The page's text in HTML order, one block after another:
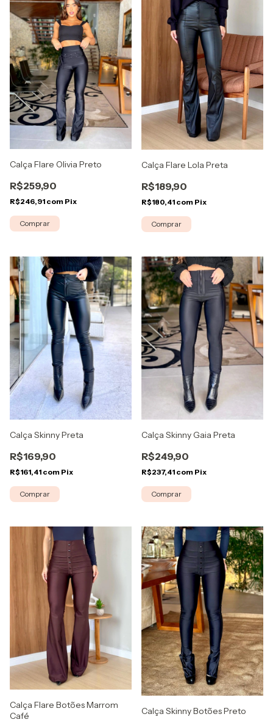
Calça Flare Olivia Preto
R$259,90
R$246,91 com Pix
Comprar
Calça Flare Lola Preta
R$189,90
R$180,41 com Pix
Comprar
Calça Skinny Preta
R$169,90
R$161,41 com Pix
Comprar
Calça Skinny Gaia Preta
R$249,90
R$237,41 com Pix
Comprar
Calça Flare Botões Marrom
Café
Calça Skinny Botões Preto